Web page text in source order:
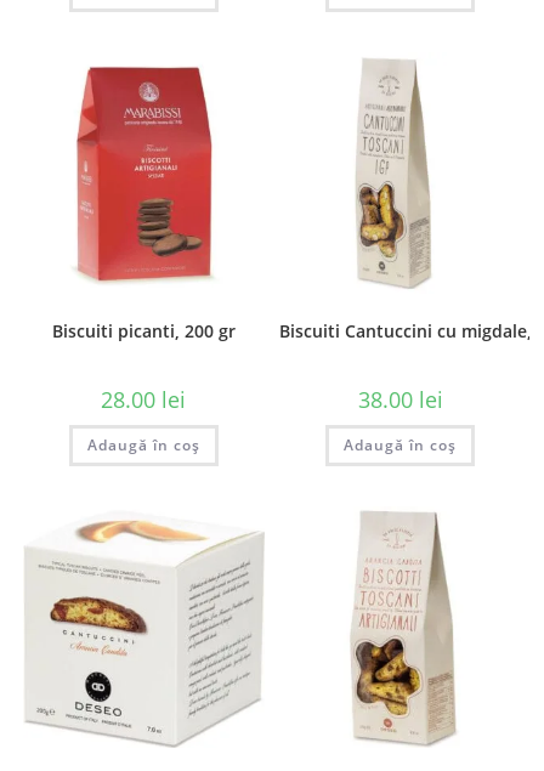
Biscuiti picanti, 200 gr
28.00 lei
Adaugă în coș
Biscuiti Cantuccini cu migdale,
38.00 lei
Adaugă în coș